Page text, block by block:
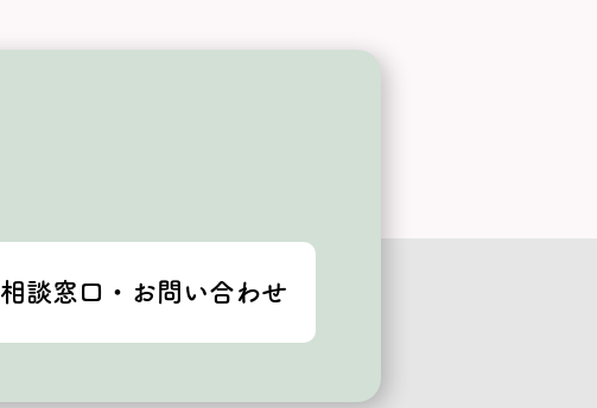
相談窓口・お問い合わせ